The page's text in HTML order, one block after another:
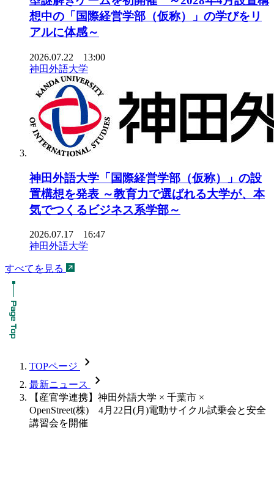
想中の「国際経営学部（仮称）」の学びをリ
アルに体感～
2026.07.22 13:00
神田外語大学
神田外語大学「国際経営学部（仮称）」の設
置構想を発表 ～教育力で選ばれる大学が、本
気でつくるビジネス系学部～
2026.07.17 16:47
神田外語大学
すべてを見る
TOPページ chevron_forward
最新ニュース chevron_forward
【産官学連携】神田外語大学 × 千葉市 ×
OpenStreet(株) 4月22日(月)電動サイクル試乗会と安全
講習会を開催